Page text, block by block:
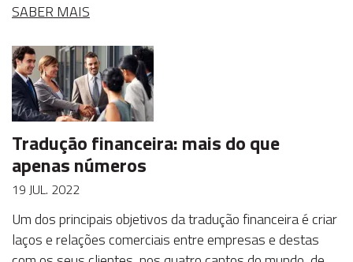
SABER MAIS
Tradução financeira: mais do que
apenas números
19 JUL. 2022
Um dos principais objetivos da tradução financeira é criar
laços e relações comerciais entre empresas e destas